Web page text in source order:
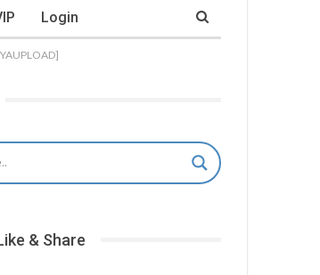
Login
& Share